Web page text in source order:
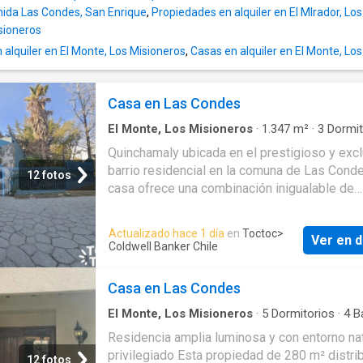
Las Condes, San Enrique, Propiedades en alquiler en El MIrador,
en El Monte, Los Misioneros, Casas en alquiler en El Monte,
12 fotos
Casa en Las Condes
El Monte, Los Misioneros · 1.347 m² · 3
Quinchamaly ubicada en el prestigioso y
barrio residencial en la comuna de Las
casa ofrece una combinación inigualable de
de elegancia y serenidad. Cercania a
colegios clinicas y autopista costanera norte
mientras parques y plazas ofrecen un
escasa distancia la propiedad se sitúa en un
microcosmos de exclusividad accesible. Al
un majestuoso hall de entrada de doble
recibe marcando el inicio de un recorrido que
Actualizado hace 1 día en Toctoc>
Coldwell Banker Chile
Ver en
12 fotos
Casa en Las Condes
El Monte, Los Misioneros · 5 Dormitorios · 4
Residencia amplia luminosa y con entorno
privilegiado Esta propiedad de 280 m²